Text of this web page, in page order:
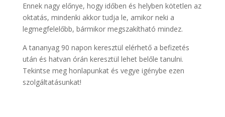
Ennek nagy előnye, hogy időben és helyben kötetlen az
oktatás, mindenki akkor tudja le, amikor neki a
legmegfelelőbb, bármikor megszakítható mindez.
A tananyag 90 napon keresztül elérhető a befizetés
után és hatvan órán keresztül lehet belőle tanulni.
Tekintse meg honlapunkat és vegye igénybe ezen
szolgáltatásunkat!